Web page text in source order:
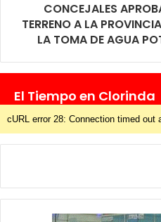
CONCEJALES
TERRENO A LA
LA TOMA DE AGUA
El Tiempo en Clorinda
cURL error 28: Connection timed out